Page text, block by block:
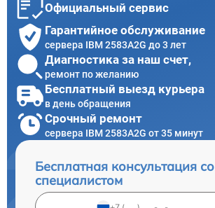
Официальный сервис
Гарантийное обслуживание
сервера IBM 2583A2G до 3 лет
Диагностика за наш счет,
ремонт по желанию
Бесплатный выезд курьера
в день обращения
Срочный ремонт
сервера IBM 2583A2G от 35 минут
Бесплатная консультация со
специалистом